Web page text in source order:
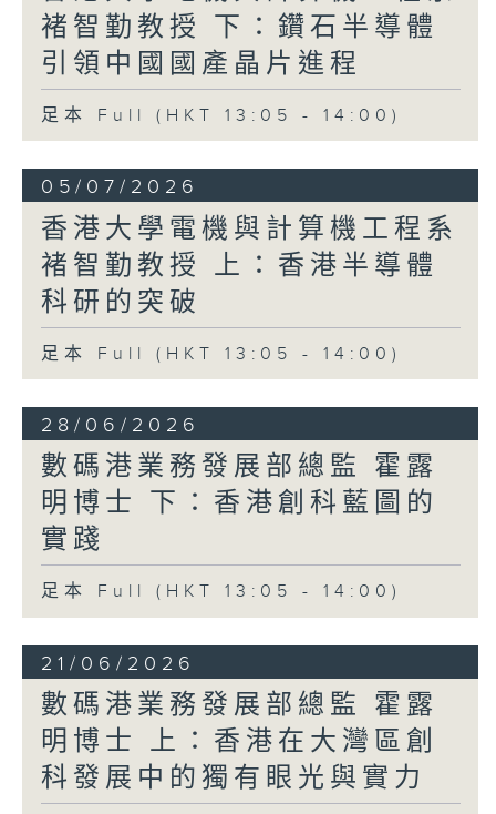
褚智勤教授 下：鑽石半導體
引領中國國產晶片進程
足本 Full (HKT 13:05 - 14:00)
05/07/2026
香港大學電機與計算機工程系
褚智勤教授 上：香港半導體
科研的突破
足本 Full (HKT 13:05 - 14:00)
28/06/2026
數碼港業務發展部總監 霍露
明博士 下：香港創科藍圖的
實踐
足本 Full (HKT 13:05 - 14:00)
21/06/2026
數碼港業務發展部總監 霍露
明博士 上：香港在大灣區創
科發展中的獨有眼光與實力